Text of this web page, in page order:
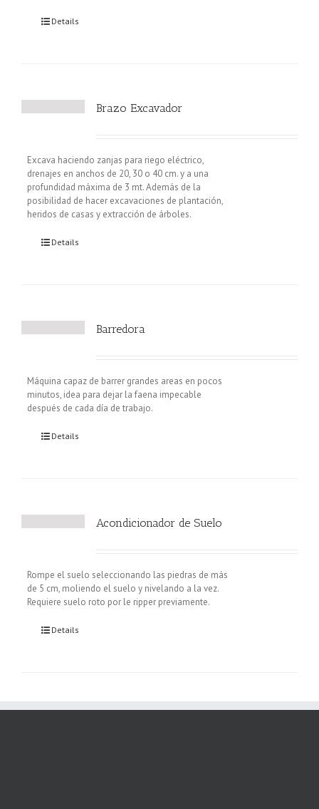
Details
Brazo Excavador
Excava haciendo zanjas para riego eléctrico,
drenajes en anchos de 20, 30 o 40 cm. y a una
profundidad máxima de 3 mt. Además de la
posibilidad de hacer excavaciones de plantación,
heridos de casas y extracción de árboles.
Details
Barredora
Máquina capaz de barrer grandes areas en pocos
minutos, idea para dejar la faena impecable
después de cada día de trabajo.
Details
Acondicionador de Suelo
Rompe el suelo seleccionando las piedras de más
de 5 cm, moliendo el suelo y nivelando a la vez.
Requiere suelo roto por le ripper previamente.
Details